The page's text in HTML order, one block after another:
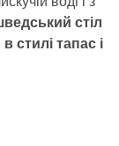
стіл
стилі тапас і